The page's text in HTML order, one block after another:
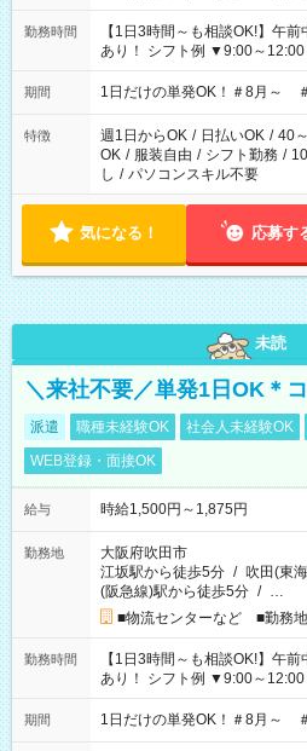
勤務時間
【1日3時間～も相談OK!】午
あり！ シフト例 ▼9:00～
▼18:00～21:00
期間 1日だけの単発OK！＃8月～
特徴 週1日からOK / 日払いOK / 40
OK / 服装自由 / シフト勤務 /
し / パソコンスキル不要
気になる！ 応募す
未読
＼来社不要／単発1日OK＊
派遣 職種未経験OK 社会人未経験OK
WEB登録・面接OK
給与 時給1,500円～1,875円
勤務地
大阪府吹田市
江坂駅から徒歩5分 / 吹田(東
(阪急線)駅から徒歩5分 / …
■物流センターなど ■勤務
勤務時間
【1日3時間～も相談OK!】午
あり！ シフト例 ▼9:00～
▼18:00～21:00
期間 1日だけの単発OK！＃8月～